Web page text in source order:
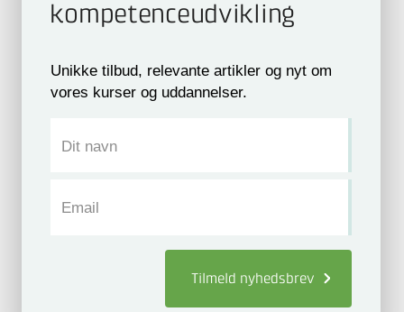
kompetence­udvikling
Unikke tilbud, relevante artikler og nyt om
vores kurser og uddannelser.
Dit navn
Email
Tilmeld nyhedsbrev